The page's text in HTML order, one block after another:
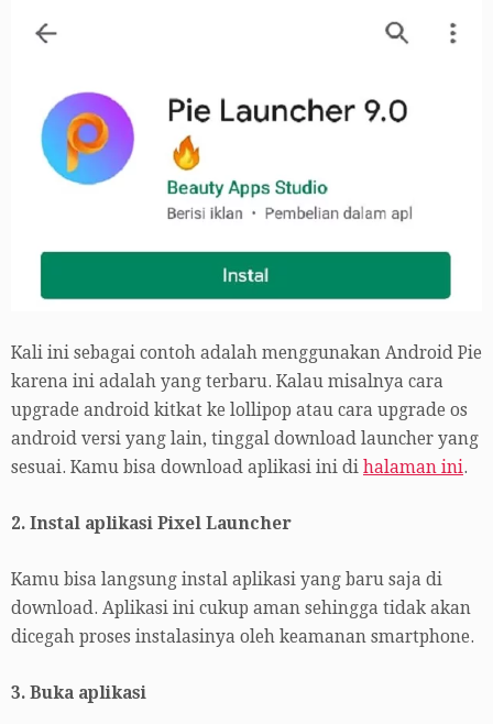
Kali ini sebagai contoh adalah menggunakan Android Pie
karena ini adalah yang terbaru. Kalau misalnya cara
upgrade android kitkat ke lollipop atau cara upgrade os
android versi yang lain, tinggal download launcher yang
sesuai. Kamu bisa download aplikasi ini di halaman ini.
2. Instal aplikasi Pixel Launcher
Kamu bisa langsung instal aplikasi yang baru saja di
download. Aplikasi ini cukup aman sehingga tidak akan
dicegah proses instalasinya oleh keamanan smartphone.
3. Buka aplikasi